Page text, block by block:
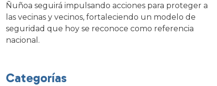
Ñuñoa seguirá impulsando acciones para proteger a
las vecinas y vecinos, fortaleciendo un modelo de
seguridad que hoy se reconoce como referencia
nacional.
Categorías